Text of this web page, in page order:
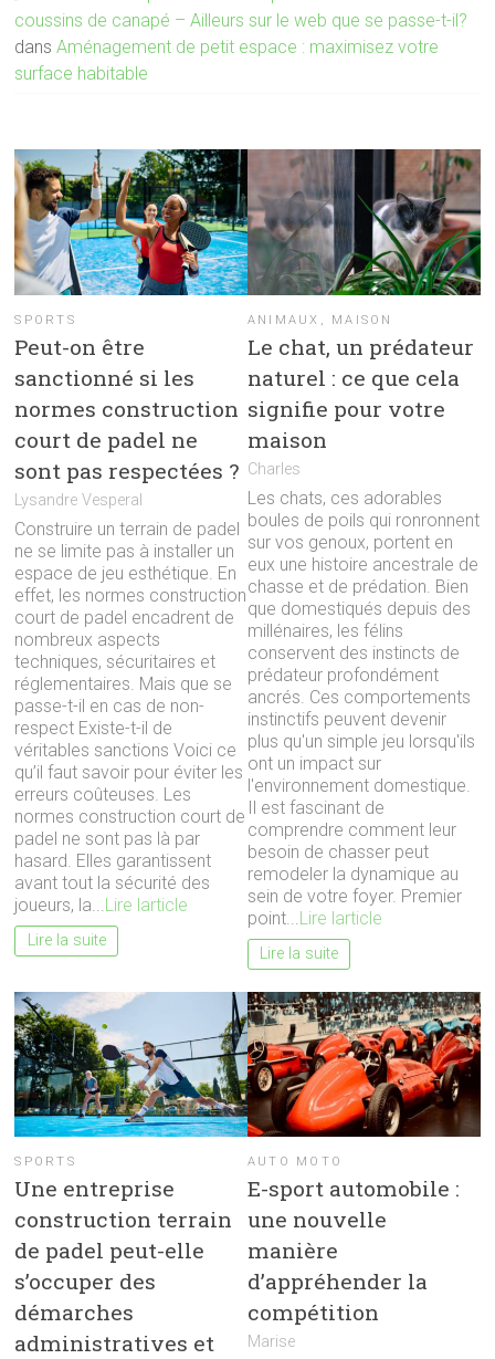
coussins de canapé – Ailleurs sur le web que se passe-t-il?
dansAménagement de petit espace : maximisez votre
surface habitable
SPORTS
Peut-on être
sanctionné si les
normes construction
court de padel ne
sont pas respectées ?
Lysandre Vesperal
Construire un terrain de padel
ne se limite pas à installer un
espace de jeu esthétique. En
effet, les normes construction
court de padel encadrent de
nombreux aspects
techniques, sécuritaires et
réglementaires. Mais que se
passe-t-il en cas de non-
respect Existe-t-il de
véritables sanctions Voici ce
qu’il faut savoir pour éviter les
erreurs coûteuses. Les
normes construction court de
padel ne sont pas là par
hasard. Elles garantissent
avant tout la sécurité des
joueurs, la...Lire larticle
Lire la suite
ANIMAUX , MAISON
Le chat, un prédateur
naturel : ce que cela
signifie pour votre
maison
Charles
Les chats, ces adorables
boules de poils qui ronronnent
sur vos genoux, portent en
eux une histoire ancestrale de
chasse et de prédation. Bien
que domestiqués depuis des
millénaires, les félins
conservent des instincts de
prédateur profondément
ancrés. Ces comportements
instinctifs peuvent devenir
plus qu'un simple jeu lorsqu'ils
ont un impact sur
l'environnement domestique.
Il est fascinant de
comprendre comment leur
besoin de chasser peut
remodeler la dynamique au
sein de votre foyer. Premier
point...Lire larticle
Lire la suite
SPORTS
Une entreprise
construction terrain
de padel peut-elle
s’occuper des
démarches
administratives et
AUTO MOTO
E-sport automobile :
une nouvelle
manière
d’appréhender la
compétition
Marise